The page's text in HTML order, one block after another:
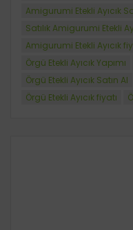
Amigurumi Etekli Ayıcık
Satılık Amigurumi Etekli
Amigurumi Etekli Ayıcık
Örgü Etekli Ayıcık Yapımı
Örgü Etekli Ayıcık Satın Al
Örgü Etekli Ayıcık fiyatı